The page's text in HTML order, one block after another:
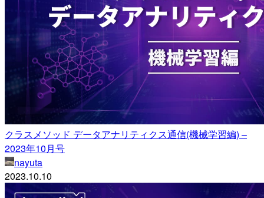
クラスメソッド データアナリティクス通信(機械学習編) –
2023年10月号
nayuta
2023.10.10